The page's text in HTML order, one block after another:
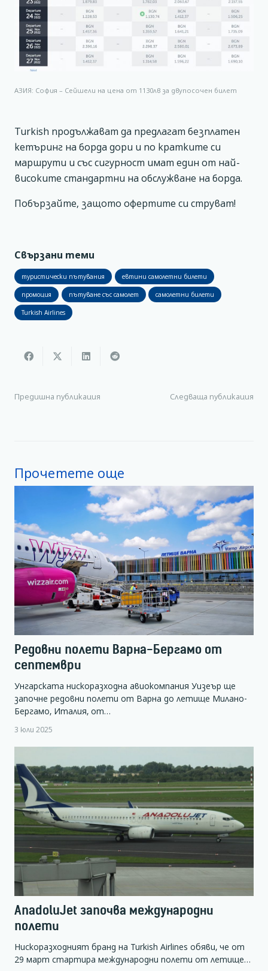
АЗИЯ: София – Сейшели на цена от 1130лв за двупосочен билет
Turkish продължават да предлагат безплатен
кетъринг на борда дори и по кратките си
маршрути и със сигурност имат един от най-
високите стандартни на обслужване на борда.
Побързайте, защото офертите си струват!
Свързани теми
туристически пътувания евтини самолетни билети
промоция пътуване със самолет самолетни билети
Turkish Airlines
Предишна публикация Следваща публикация
Прочетете още
Редовни полети Варна-Бергамо от
септември
Унгарската нискоразходна авиокомпания Уизеър ще
започне редовни полети от Варна до летище Милано-
Бергамо, Италия, от…
3 юли 2025
AnadoluJet започва международни
полети
Нискоразходният бранд на Turkish Airlines обяви, че от
29 март стартира международни полети от летище…